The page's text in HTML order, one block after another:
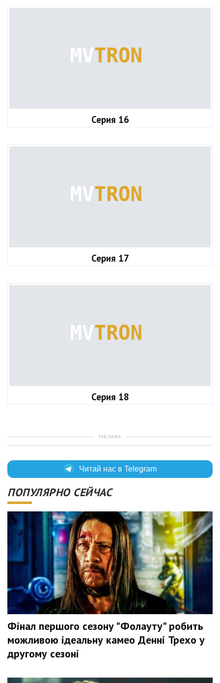
Серия 16
Серия 17
Серия 18
РЕКЛАМА
Читай нас в Telegram
ПОПУЛЯРНО СЕЙЧАС
Фінал першого сезону "Фолауту" робить
можливою ідеальну камео Денні Трехо у
другому сезоні